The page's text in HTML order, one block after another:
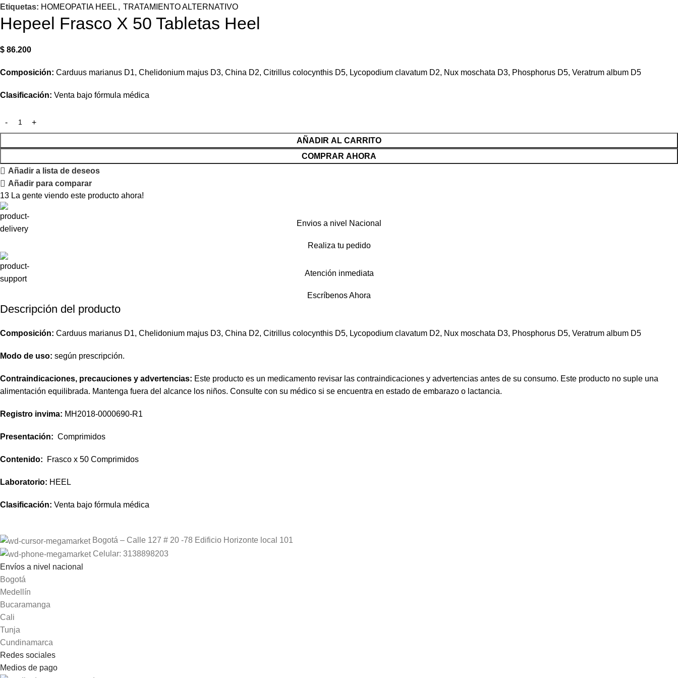
Etiquetas: HOMEOPATIA HEEL , TRATAMIENTO ALTERNATIVO
Hepeel Frasco X 50 Tabletas Heel
$ 86.200
Composición: Carduus marianus D1, Chelidonium majus D3, China D2, Citrillus colocynthis D5, Lycopodium clavatum D2, Nux moschata D3, Phosphorus D5, Veratrum album D5
Clasificación: Venta bajo fórmula médica
AÑADIR AL CARRITO
COMPRAR AHORA
Añadir a lista de deseos
Añadir para comparar
13 La gente viendo este producto ahora!
Envios a nivel Nacional
Realiza tu pedido
Atención inmediata
Escríbenos Ahora
Descripción del producto
Composición: Carduus marianus D1, Chelidonium majus D3, China D2, Citrillus colocynthis D5, Lycopodium clavatum D2, Nux moschata D3, Phosphorus D5, Veratrum album D5
Modo de uso: según prescripción.
Contraindicaciones, precauciones y advertencias: Este producto es un medicamento revisar las contraindicaciones y advertencias antes de su consumo. Este producto no suple una
alimentación equilibrada. Mantenga fuera del alcance los niños. Consulte con su médico si se encuentra en estado de embarazo o lactancia.
Registro invima: MH2018-0000690-R1
Presentación: Comprimidos
Contenido: Frasco x 50 Comprimidos
Laboratorio: HEEL
Clasificación: Venta bajo fórmula médica
Bogotá – Calle 127 # 20 -78 Edificio Horizonte local 101
Celular: 3138898203
Envíos a nivel nacional
Bogotá
Medellín
Bucaramanga
Cali
Tunja
Cundinamarca
Redes sociales
Medios de pago